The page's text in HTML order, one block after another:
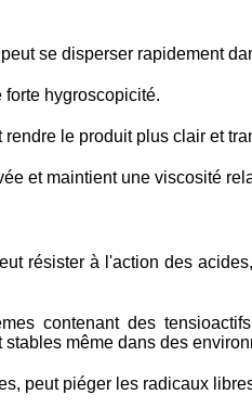
se disperser rapidement
hygroscopicité.
le produit plus clair et
et maintient une viscosité
résister à l'action des
contenant des
même dans des
peut piéger les radicaux